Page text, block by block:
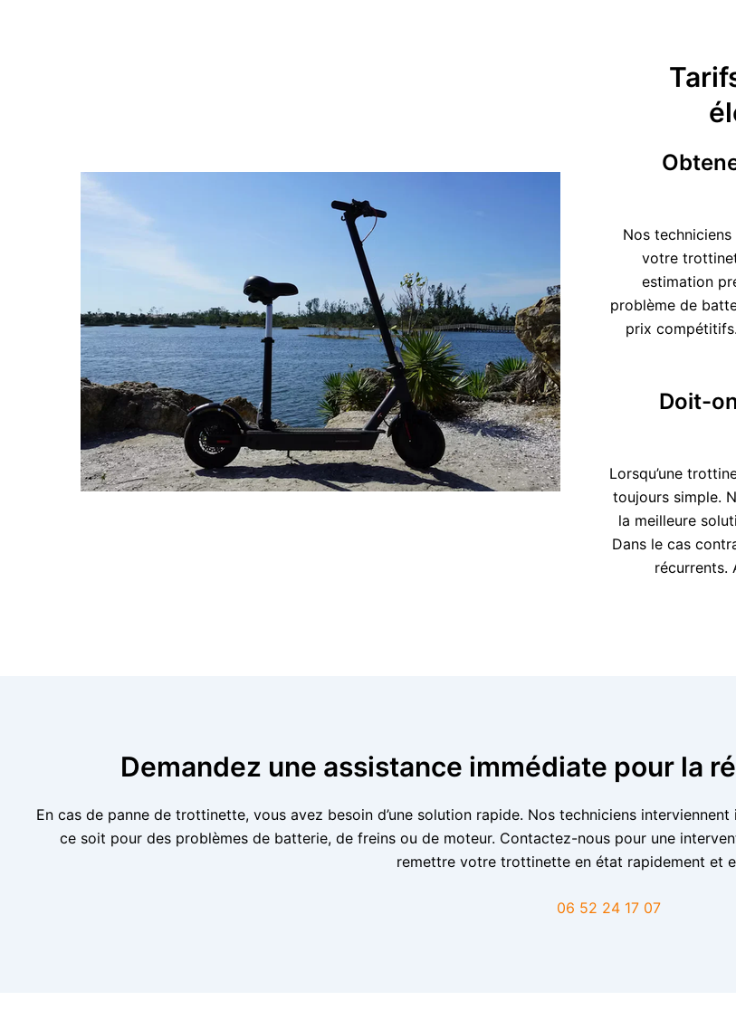
Nos
votre
estimation
problème de
prix
Doit-
Lorsqu’une
toujours simple.
la meilleure
Dans le cas
récurrents.
Demandez une assistance immédiate pour la
En cas de panne de trottinette, vous avez besoin d’une solution rapide. Nos techniciens
ce soit pour des problèmes de batterie, de freins ou de moteur. Contactez-nous pour une
remettre votre trottinette en état rapidement et
06 52 24 17 07